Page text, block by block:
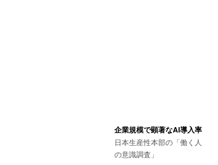
企業規模で顕著なAI導入率
日本生産性本部の「働く人
の意識調査」